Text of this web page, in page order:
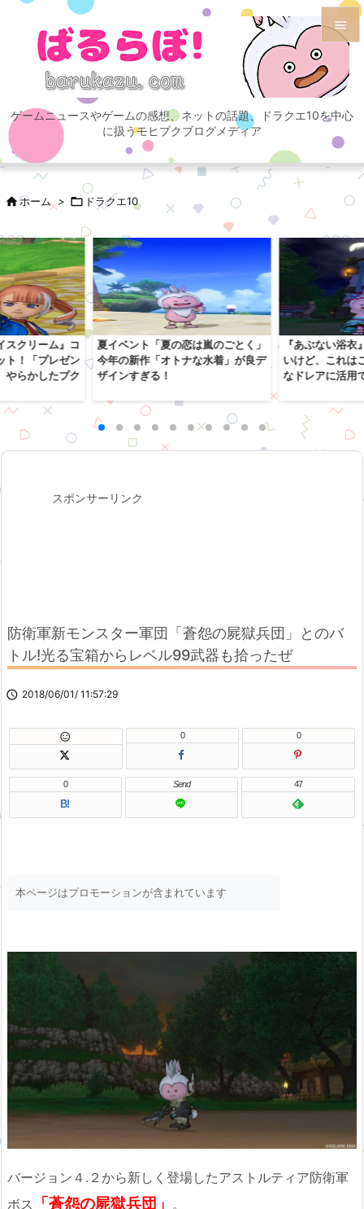
ゲームニュースやゲームの感想、ネットの話題、ドラクエ10を中心
に扱うモヒプクブログメディア

メニュ

サイド

次へ
検索
ホーム >  ドラクエ10
スクリーム』コ
ト！「プレゼン
やらかしたプク
夏イベント「夏の恋は嵐のごとく」
今年の新作「オトナな水着」が良デ
ザインすぎる！
『あぶない浴
いけど、これは
なドレアに活用
スポンサーリンク
防衛軍新モンスター軍団「蒼怨の屍獄兵団」とのバ
トル!光る宝箱からレベル99武器も拾ったぜ
 2018/06/01/ 11:57:29
 0 0
B!
0 Send 47
本ページはプロモーションが含まれています
バージョン４.２から新しく登場したアストルティア防衛軍
ボス
「蒼怨の屍獄兵団」 。